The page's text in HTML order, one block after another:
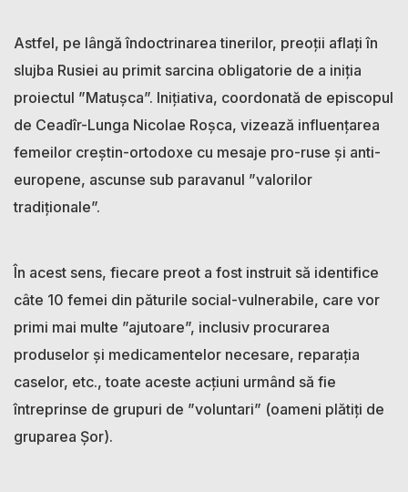
Astfel, pe lângă îndoctrinarea tinerilor, preoții aflați în
slujba Rusiei au primit sarcina obligatorie de a iniția
proiectul ”Matușca”. Inițiativa, coordonată de episcopul
de Ceadîr-Lunga Nicolae Roșca, vizează influențarea
femeilor creștin-ortodoxe cu mesaje pro-ruse și anti-
europene, ascunse sub paravanul ”valorilor
tradiționale”.
În acest sens, fiecare preot a fost instruit să identifice
câte 10 femei din păturile social-vulnerabile, care vor
primi mai multe ”ajutoare”, inclusiv procurarea
produselor și medicamentelor necesare, reparația
caselor, etc., toate aceste acțiuni urmând să fie
întreprinse de grupuri de ”voluntari” (oameni plătiți de
gruparea Șor).